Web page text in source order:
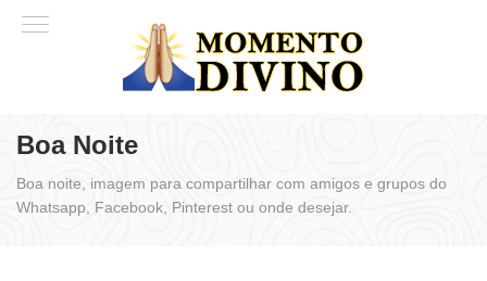
Boa Noite
Boa noite, imagem para compartilhar com amigos e grupos do
Whatsapp, Facebook, Pinterest ou onde desejar.